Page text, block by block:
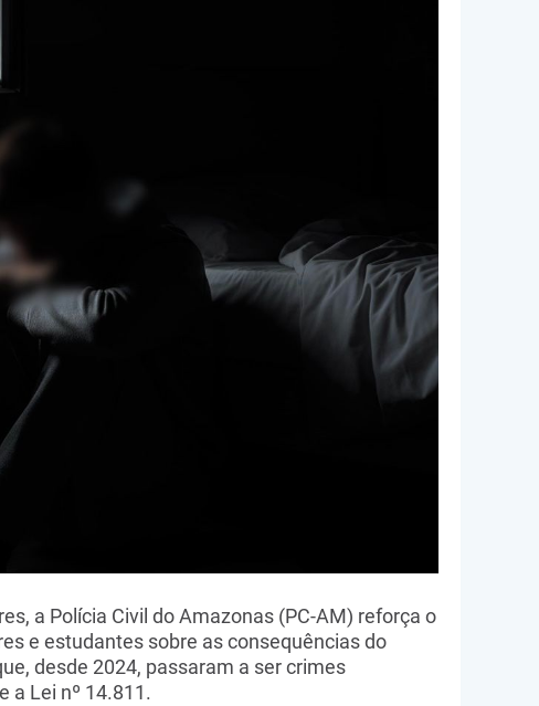
a Polícia Civil do Amazonas (PC-AM) reforça o
e estudantes sobre as consequências do
desde 2024, passaram a ser crimes
a Lei nº 14.811.